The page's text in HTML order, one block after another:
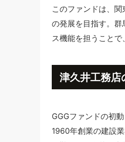
このファンドは、
の発展を目指す。
ス機能を担うことで
津久井工務
GGGファンドの初
1960年創業の建設